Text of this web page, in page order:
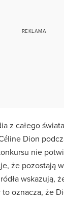
z całego
Dion
nie
że pozostają
wskazują,
oznacza, że